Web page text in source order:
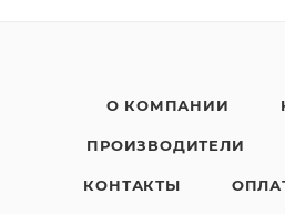
О КОМПАНИИ
ПРОИЗВОДИТЕЛИ
КОНТАКТЫ